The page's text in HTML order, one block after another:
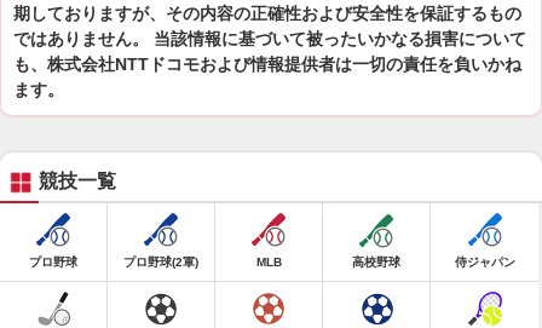
期しておりますが、その内容の正確性および安全性を保証するもの
ではありません。 当該情報に基づいて被ったいかなる損害について
も、株式会社NTTドコモおよび情報提供者は一切の責任を負いかね
ます。
競技一覧
プロ野球 プロ野球(2軍) MLB 高校野球 侍ジャパン